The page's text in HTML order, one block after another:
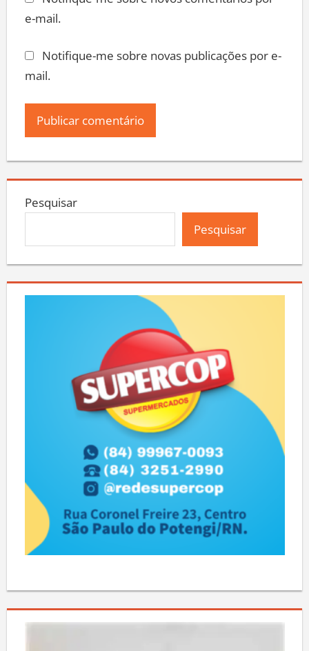
e-mail.
Notifique-me sobre novas publicações por e-
mail.
Pesquisar
Pesquisar